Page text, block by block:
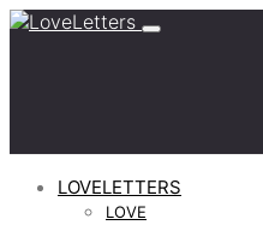
LOVELETTERS
LOVE